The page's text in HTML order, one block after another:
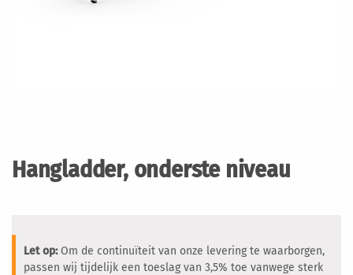
Hangladder, onderste niveau
Let op:Om de continuïteit van onze levering te waarborgen,
passen wij tijdelijk een toeslag van 3,5% toe vanwege sterk
begin
gallerij